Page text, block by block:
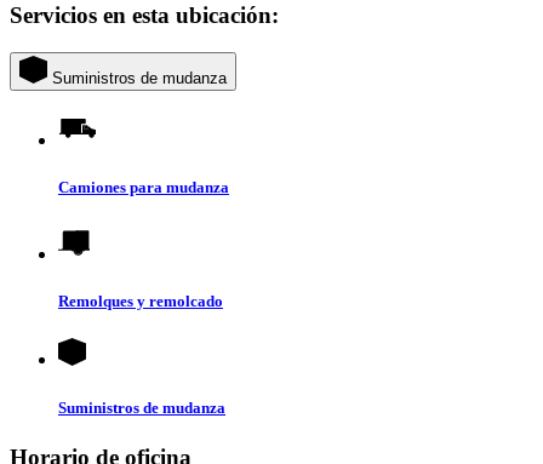
Servicios en esta ubicación:
Suministros de mudanza
Camiones para mudanza
Remolques y remolcado
Suministros de mudanza
Horario de oficina